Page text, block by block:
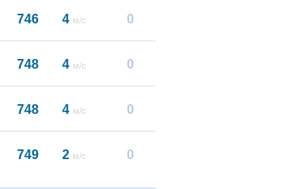
746 4 м/с 0
748 4 м/с 0
748 4 м/с 0
749 2 м/с 0